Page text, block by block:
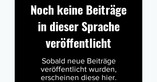
Noch keine Beiträge
in dieser Sprache
veröffentlicht
Sobald neue Beiträge
veröffentlicht wurden,
erscheinen diese hier.